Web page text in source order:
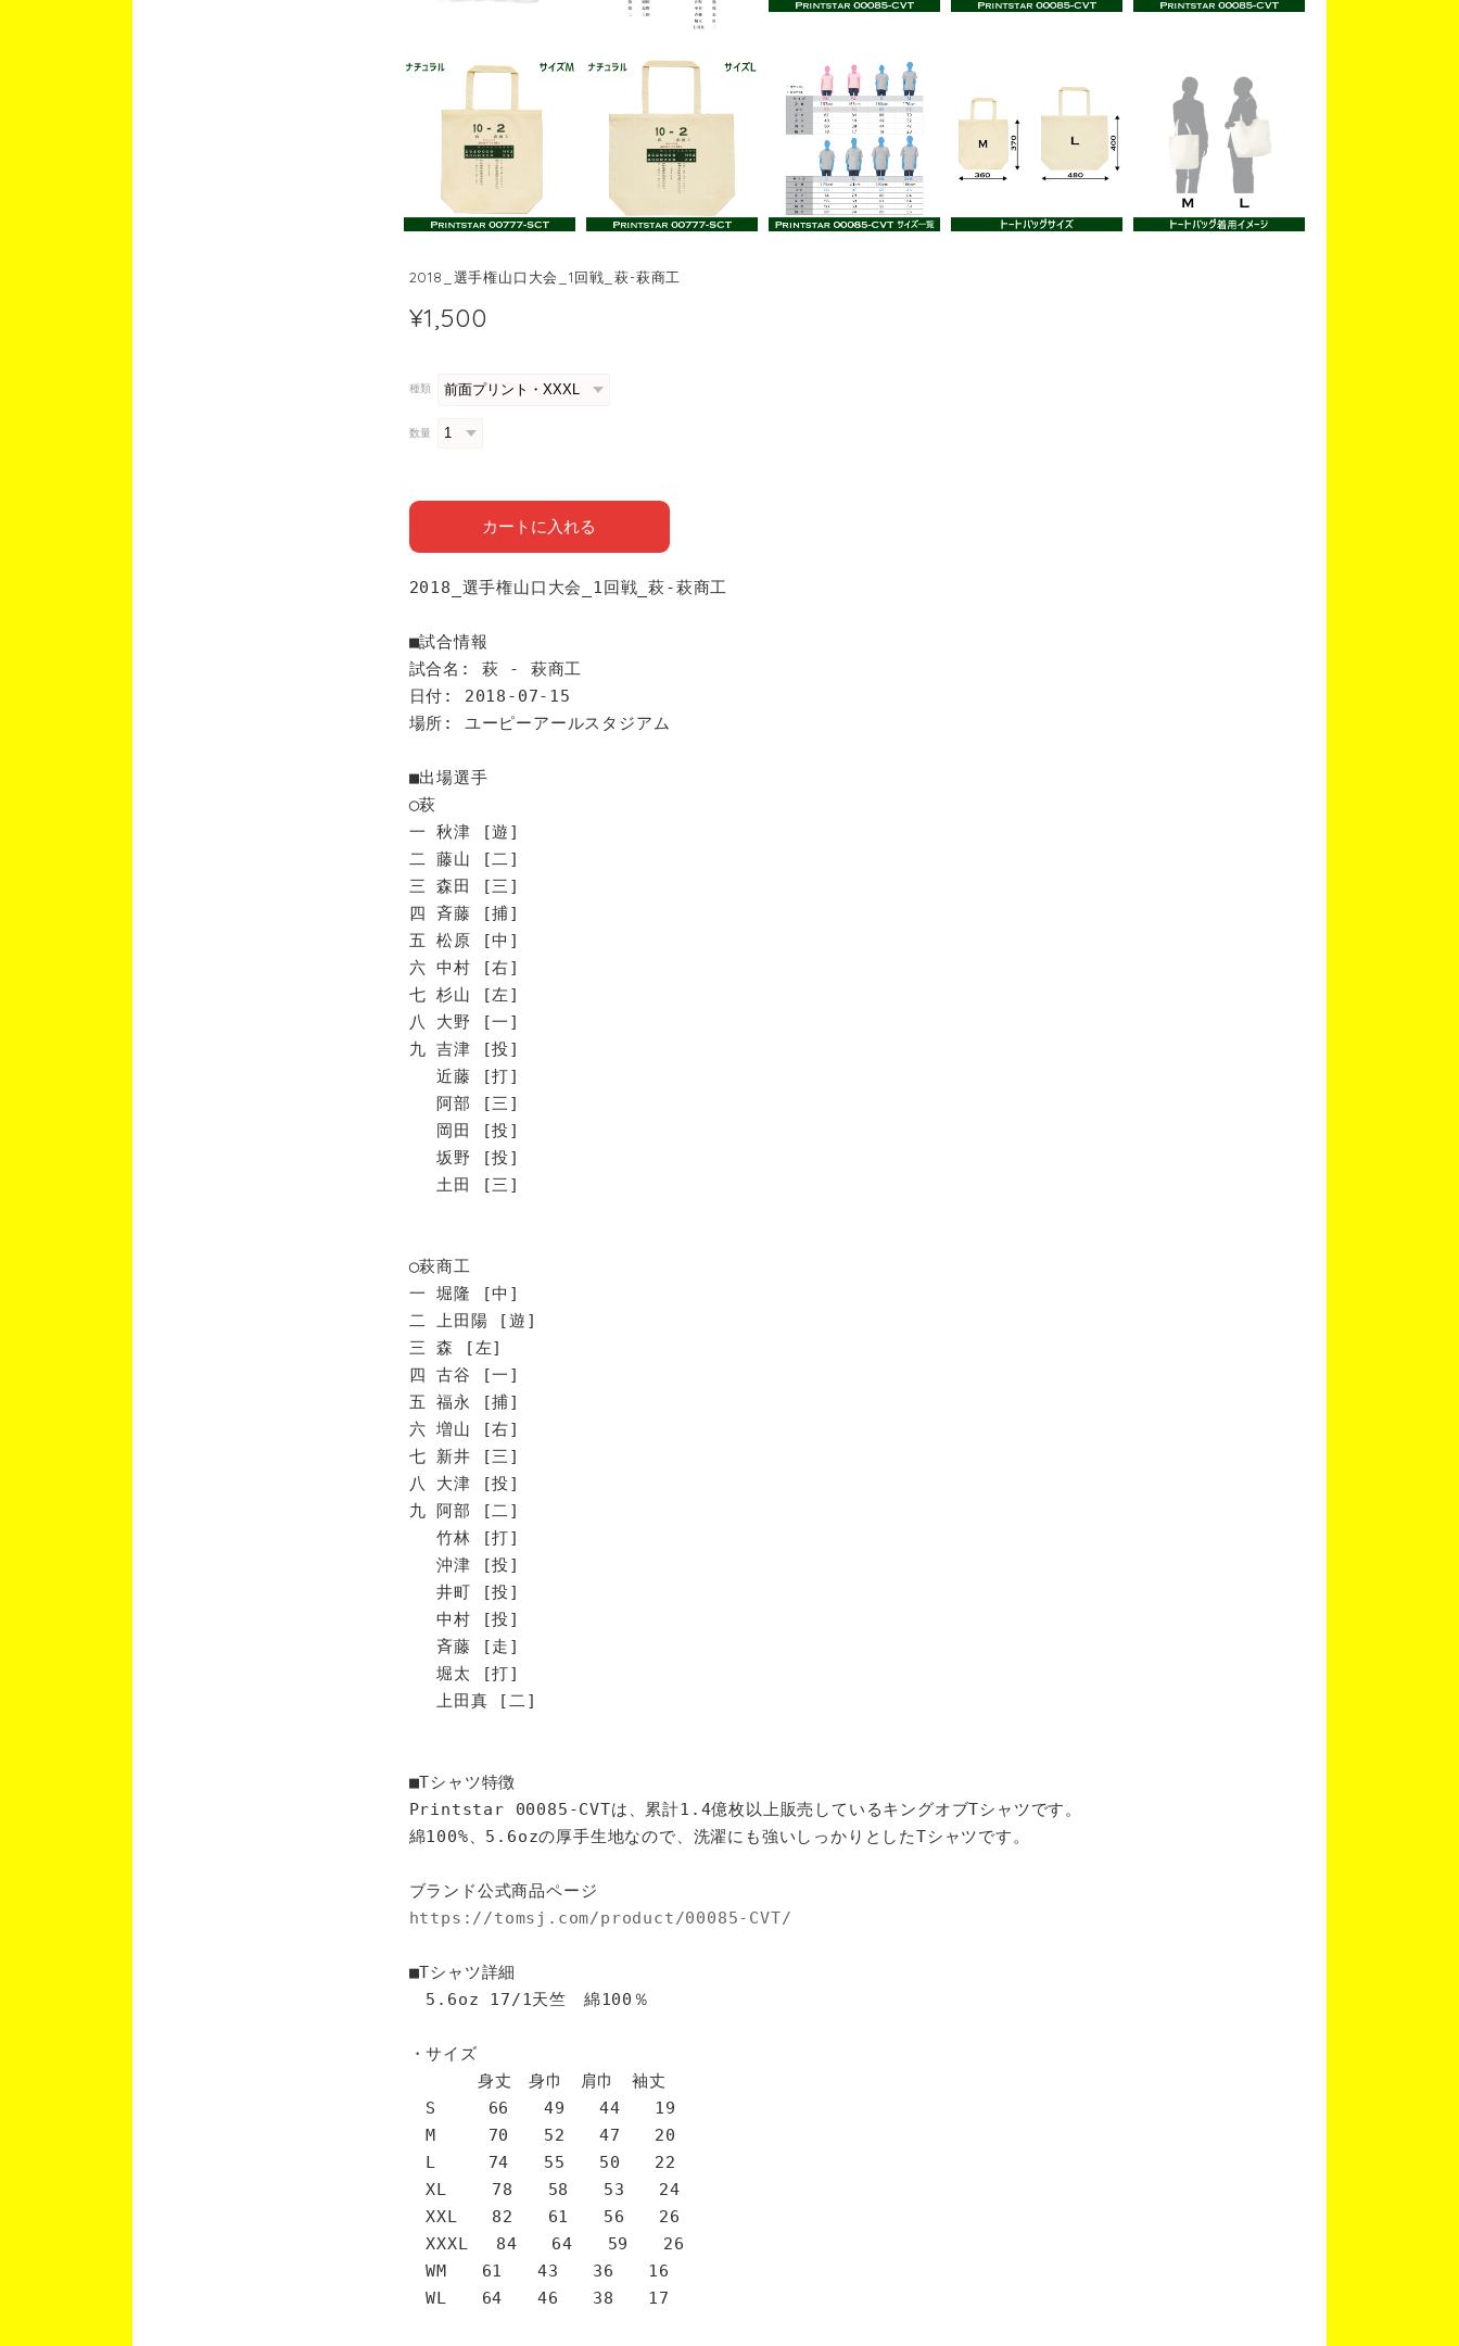
2018_選手権山口大会_1回戦_萩-萩商工
¥1,500
種類
数量
カートに入れる
2018_選手権山口大会_1回戦_萩-萩商工
■試合情報
試合名: 萩 - 萩商工
日付: 2018-07-15
場所: ユーピーアールスタジアム
■出場選手
◯萩
一 秋津 [遊]
二 藤山 [二]
三 森田 [三]
四 斉藤 [捕]
五 松原 [中]
六 中村 [右]
七 杉山 [左]
八 大野 [一]
九 吉津 [投]
近藤 [打]
阿部 [三]
岡田 [投]
坂野 [投]
土田 [三]
◯萩商工
一 堀隆 [中]
二 上田陽 [遊]
三 森 [左]
四 古谷 [一]
五 福永 [捕]
六 増山 [右]
七 新井 [三]
八 大津 [投]
九 阿部 [二]
竹林 [打]
沖津 [投]
井町 [投]
中村 [投]
斉藤 [走]
堀太 [打]
上田真 [二]
■Tシャツ特徴
Printstar 00085-CVTは、累計1.4億枚以上販売しているキングオブTシャツです。
綿100%、5.6ozの厚手生地なので、洗濯にも強いしっかりとしたTシャツです。
ブランド公式商品ページ
https://tomsj.com/product/00085-CVT/
■Tシャツ詳細
5.6oz 17/1天竺 綿100％
・サイズ
身丈 身巾 肩巾 袖丈
S 66 49 44 19
M 70 52 47 20
L 74 55 50 22
XL 78 58 53 24
XXL 82 61 56 26
XXXL 84 64 59 26
WM 61 43 36 16
WL 64 46 38 17